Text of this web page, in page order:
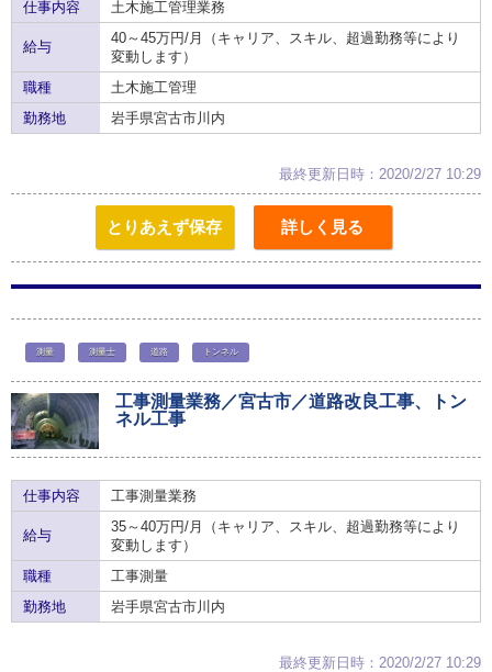
仕事内容 土木施工管理業務
給与
40～45万円/月（キャリア、スキル、超過勤務等により
変動します）
職種
土木施工管理
勤務地
岩手県宮古市川内
最終更新日時：2020/2/27 10:29
とりあえず保存 詳しく見る
測量 測量士 道路 トンネル
工事測量業務／宮古市／道路改良工事、トン
ネル工事
仕事内容 工事測量業務
給与
35～40万円/月（キャリア、スキル、超過勤務等により
変動します）
職種
工事測量
勤務地
岩手県宮古市川内
最終更新日時：2020/2/27 10:29